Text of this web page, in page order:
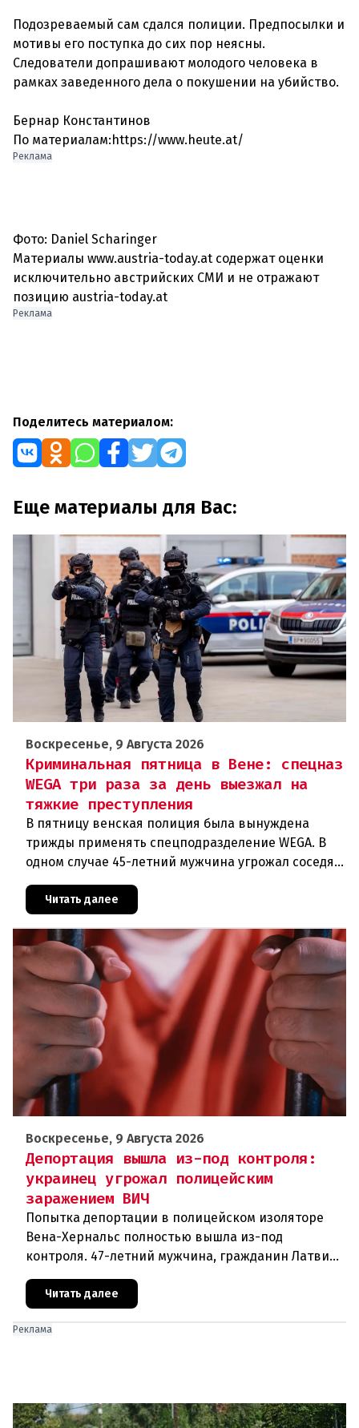
Подозреваемый сам сдался полиции. Предпосылки и
мотивы его поступка до сих пор неясны.
Следователи допрашивают молодого человека в
рамках заведенного дела о покушении на убийство.
Бернар Константинов
По материалам:https://www.heute.at/
Реклама
Фото: Daniel Scharinger
Материалы www.austria-today.at содержат оценки
исключительно австрийских СМИ и не отражают
позицию austria-today.at
Реклама
Поделитесь материалом:
Еще материалы для Вас:
Воскресенье, 9 Августа 2026
Криминальная пятница в Вене: спецназ
WEGA три раза за день выезжал на
тяжкие преступления
В пятницу венская полиция была вынуждена
трижды применять спецподразделение WEGA. В
одном случае 45-летний мужчина угрожал соседям
набросился на родственника
Читать далее
Воскресенье, 9 Августа 2026
Депортация вышла из-под контроля:
украинец угрожал полицейским
заражением ВИЧ
Попытка депортации в полицейском изоляторе
Вена-Хернальс полностью вышла из-под
контроля. 47-летний мужчина, гражданин Латвии,
оказал ожесточённое сопротивле
Читать далее
Реклама